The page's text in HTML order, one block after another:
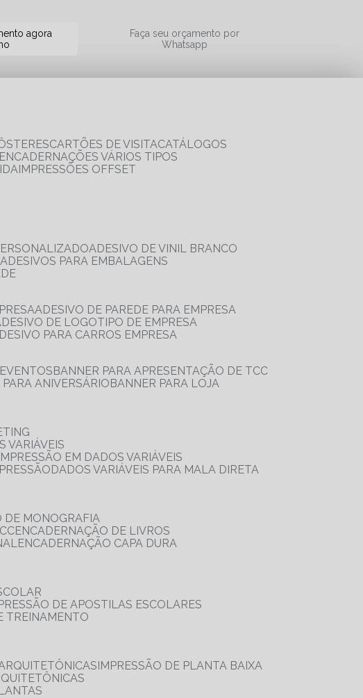
agora
Faça seu orçamento por
Whatsapp
CARTÕES DE VISITA
CATÁLOGOS
ENCADERNAÇÕES VÁRIOS TIPOS
IMPRESSÕES OFFSET
ADESIVO DE VINIL BRANCO
ADESIVOS PARA EMBALAGENS
ADESIVO DE PAREDE PARA EMPRESA
ADESIVO DE LOGOTIPO DE EMPRESA
ADESIVO PARA CARROS EMPRESA
BANNER PARA APRESENTAÇÃO DE TCC
PARA ANIVERSÁRIO
BANNER PARA LOJA
VARIÁVEIS
IMPRESSÃO EM DADOS VARIÁVEIS
DADOS VARIÁVEIS PARA MALA DIRETA
DE MONOGRAFIA
ENCADERNAÇÃO DE LIVROS
ENCADERNAÇÃO CAPA DURA
DE APOSTILAS ESCOLARES
TREINAMENTO
IMPRESSÃO DE PLANTA BAIXA